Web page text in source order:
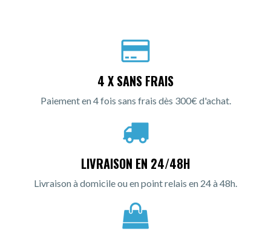
4 X SANS FRAIS
Paiement en 4 fois sans frais dès 300€ d'achat.
LIVRAISON EN 24/48H
Livraison à domicile ou en point relais en 24 à 48h.